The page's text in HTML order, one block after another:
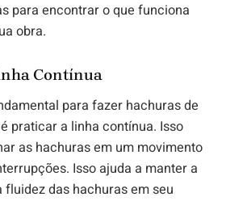
para encontrar o que funciona
obra.
Contínua
para fazer hachuras de
praticar a linha contínua. Isso
as hachuras em um movimento
Isso ajuda a manter a
das hachuras em seu